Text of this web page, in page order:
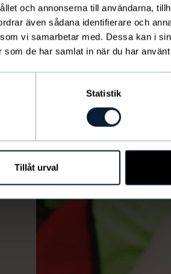
och annonserna till användarna,
även sådana identifierare och
vi samarbetar med. Dessa kan i
de har samlat in när du har
Statistik
Tillåt urval